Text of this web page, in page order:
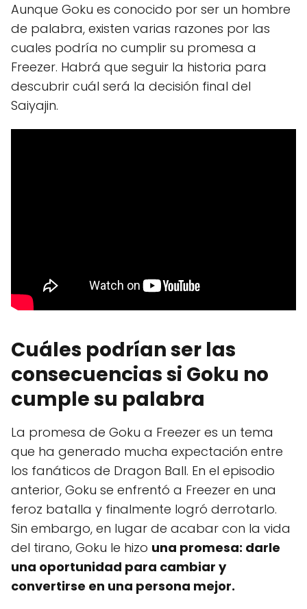
Aunque Goku es conocido por ser un hombre
de palabra, existen varias razones por las
cuales podría no cumplir su promesa a
Freezer. Habrá que seguir la historia para
descubrir cuál será la decisión final del
Saiyajin.
Cuáles podrían ser las
consecuencias si Goku no
cumple su palabra
La promesa de Goku a Freezer es un tema
que ha generado mucha expectación entre
los fanáticos de Dragon Ball. En el episodio
anterior, Goku se enfrentó a Freezer en una
feroz batalla y finalmente logró derrotarlo.
Sin embargo, en lugar de acabar con la vida
del tirano, Goku le hizo una promesa: darle
una oportunidad para cambiar y
convertirse en una persona mejor.